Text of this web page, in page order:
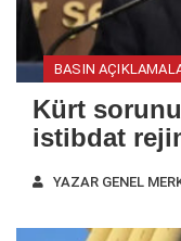
BASIN
Kürt
istibdat
YAZAR GENEL